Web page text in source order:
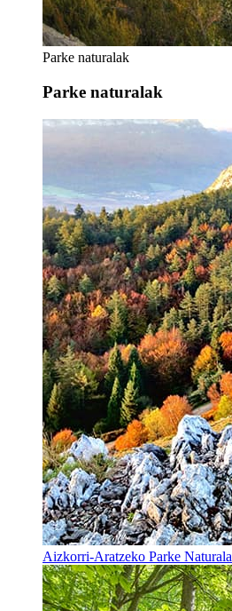
Parke naturalak
Parke naturalak
Aizkorri-Aratzeko Parke Naturala